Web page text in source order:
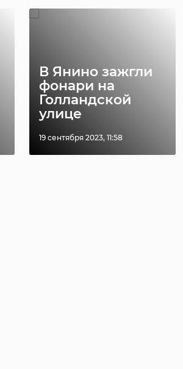
В Янино зажгли
фонари на
Голландской
улице
19 сентября 2023, 11:58